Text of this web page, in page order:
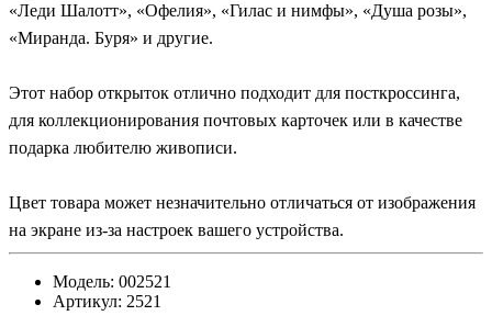
«Леди Шалотт», «Офелия», «Гилас и нимфы», «Душа розы»,
«Миранда. Буря» и другие.
Этот набор открыток отлично подходит для посткроссинга,
для коллекционирования почтовых карточек или в качестве
подарка любителю живописи.
Цвет товара может незначительно отличаться от изображения
на экране из-за настроек вашего устройства.
Модель: 002521
Артикул: 2521